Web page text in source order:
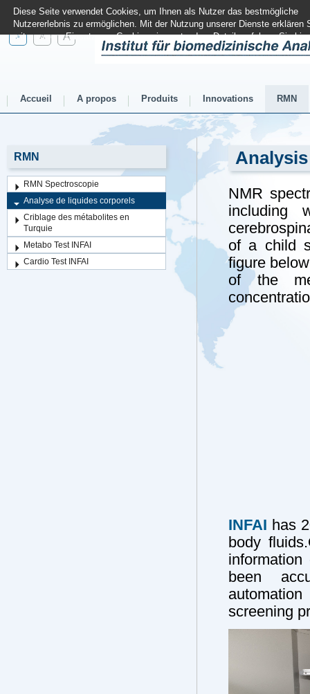
A A A
Accueil A propos Produits Innovations RMN
RMN
RMN Spectroscopie
Analyse de liquides corporels
Criblage des métabolites en
Turquie
Metabo Test INFAI
Cardio Test INFAI
NMR
including
of a child
figure
of the
INFAI has
body
been
screening
Diese Seite verwendet Cookies, um Ihnen als Nutzer das bestmögliche
Nutzererlebnis zu ermöglichen. Mit der Nutzung unserer Dienste erklären
mit unserem Einsatz von Cookies einverstanden. Details erfahren Siehier